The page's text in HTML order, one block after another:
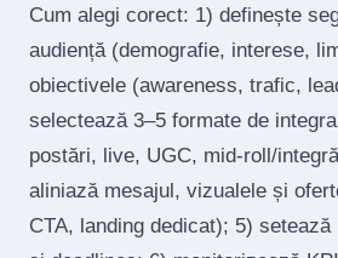
Cum alegi corect: 1) definește
audiență (demografie, interese,
obiectivele (awareness, trafic,
selectează 3–5 formate de
postări, live, UGC, mid‑roll/
aliniază mesajul, vizualele și
CTA, landing dedicat); 5)